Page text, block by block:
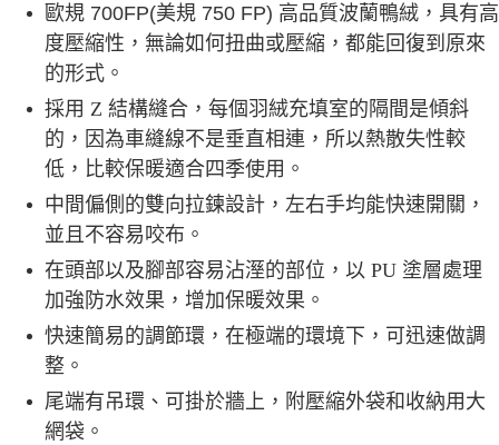
歐規 700FP(美規 750 FP) 高品質波蘭鴨絨，具有高
度壓縮性，無論如何扭曲或壓縮，都能回復到原來
的形式。
採用 Z 結構縫合，每個羽絨充填室的隔間是傾斜
的，因為車縫線不是垂直相連，所以熱散失性較
低，比較保暖適合四季使用。
中間偏側的雙向拉鍊設計，左右手均能快速開關，
並且不容易咬布。
在頭部以及腳部容易沾溼的部位，以 PU 塗層處理
加強防水效果，增加保暖效果。
快速簡易的調節環，在極端的環境下，可迅速做調
整。
尾端有吊環、可掛於牆上，附壓縮外袋和收納用大
網袋。